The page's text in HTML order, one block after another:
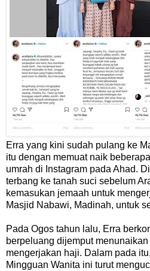
Erra yang kini sudah pulang ke
itu dengan memuat naik
umrah di Instagram pada Ahad.
terbang ke tanah suci sebelum
kemasukan jemaah untuk
Masjid Nabawi, Madinah, untuk
Pada Ogos tahun lalu, Erra
berpeluang dijemput
mengerjakan haji. Dalam pada
Mingguan Wanita ini turut